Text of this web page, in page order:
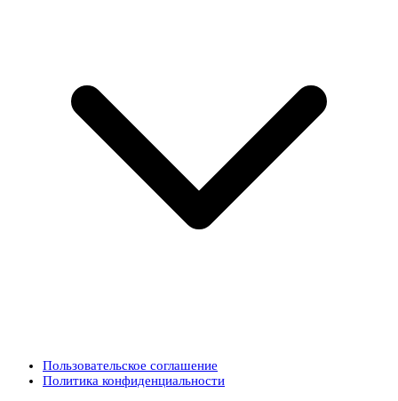
Пользовательское соглашение
Политика конфиденциальности